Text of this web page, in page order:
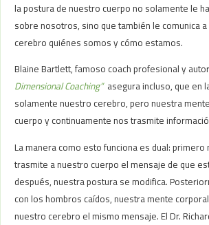
la postura de nuestro cuerpo no solamente le
sobre nosotros, sino que también le comunica
cerebro quiénes somos y cómo estamos.
Blaine Bartlett, famoso coach profesional y
Dimensional Coaching” asegura incluso, que en
solamente nuestro cerebro, pero nuestra
cuerpo y continuamente nos trasmite
La manera como esto funciona es dual:
trasmite a nuestro cuerpo el mensaje de que
después, nuestra postura se modifica.
con los hombros caídos, nuestra mente
nuestro cerebro el mismo mensaje. El Dr.